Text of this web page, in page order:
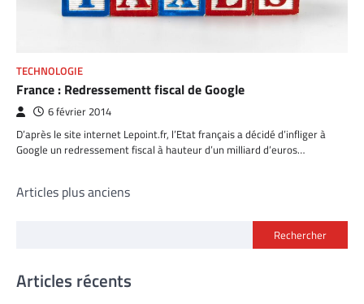
TECHNOLOGIE
France : Redressementt fiscal de Google
6 février 2014
D’après le site internet Lepoint.fr, l’Etat français a décidé d’infliger à
Google un redressement fiscal à hauteur d’un milliard d’euros…
Navigation
Articles plus anciens
Rechercher
Articles récents